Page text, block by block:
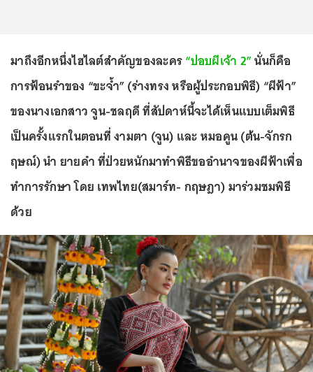
มาถึงอีกหนึ่งไฮไลต์สำคัญของละคร“ปอบผีเจ้า 2”นั่นก็คือ
การฟ้อนรำของ “ขะจ้ำ” (ร่างทรง หรือผู้ประกอบพิธี) “ผีฟ้า”
ของนางเอกสาว จูน-ชลฤดี ที่สัปดาห์นี้จะได้เห็นแบบเต็มพิธี
เป็นครั้งแรกในตอนที่ งามตา (จูน) และ หมอคูน (ต้น-จักรก
ฤษณ์) นำ ยายคำ ที่ป่วยหนักมาทำพิธีขออำนาจของผีฟ้าเพื่อ
ทำการรักษา โดย เทพไทย(สมาร์ท- กฤษฎา) มาร่วมชมพิธี
ด้วย